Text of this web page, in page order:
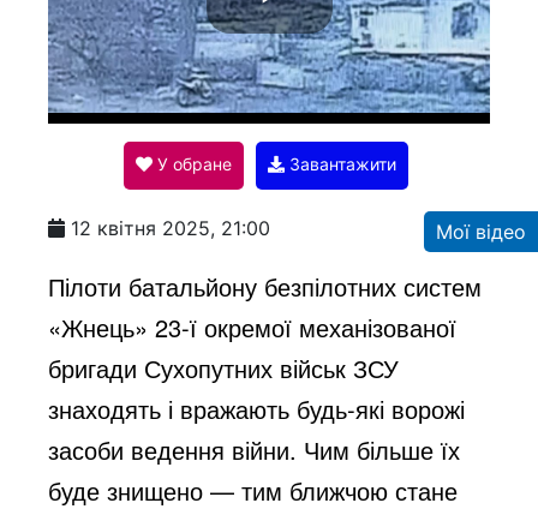
P
l
a
y
V
i
У обране Завантажити
12 квітня 2025, 21:00
Пілоти батальйону безпілотних систем
«Жнець» 23-ї окремої механізованої
бригади Сухопутних військ ЗСУ
знаходять і вражають будь-які ворожі
засоби ведення війни. Чим більше їх
буде знищено — тим ближчою стане
Мої відео